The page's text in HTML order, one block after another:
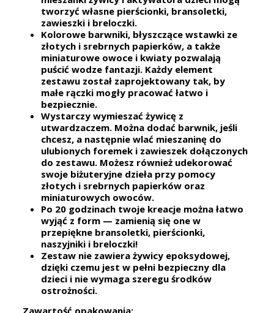
tworzyć własne pierścionki, bransoletki,
zawieszki i breloczki.
Kolorowe barwniki, błyszczące wstawki ze
złotych i srebrnych papierków, a także
miniaturowe owoce i kwiaty pozwalają
puścić wodze fantazji. Każdy element
zestawu został zaprojektowany tak, by
małe rączki mogły pracować łatwo i
bezpiecznie.
Wystarczy wymieszać żywicę z
utwardzaczem. Można dodać barwnik, jeśli
chcesz, a następnie wlać mieszaninę do
ulubionych foremek i zawieszek dołączonych
do zestawu. Możesz również udekorować
swoje biżuteryjne dzieła przy pomocy
złotych i srebrnych papierków oraz
miniaturowych owoców.
Po 20 godzinach twoje kreacje można łatwo
wyjąć z form — zamienią się one w
przepiękne bransoletki, pierścionki,
naszyjniki i breloczki!
Zestaw nie zawiera żywicy epoksydowej,
dzięki czemu jest w pełni bezpieczny dla
dzieci i nie wymaga szeregu środków
ostrożności.